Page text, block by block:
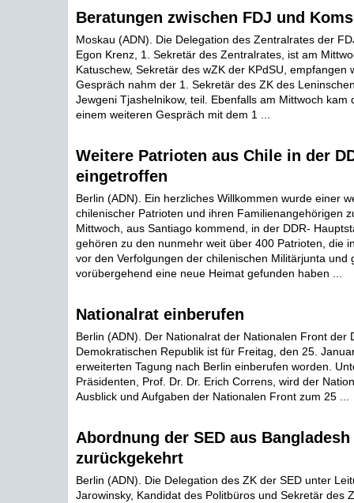
Beratungen zwischen FDJ und
Moskau (ADN). Die Delegation des Zentralrates der
Egon Krenz, 1. Sekretär des Zentralrates, ist am
Katuschew, Sekretär des wZK der KPdSU, empfangen
Gespräch nahm der 1. Sekretär des ZK des
Jewgeni Tjashelnikow, teil. Ebenfalls am Mittwoch kam
einem weiteren Gespräch mit dem 1 ...
Weitere Patrioten aus Chile in der
eingetroffen
Berlin (ADN). Ein herzliches Willkommen wurde einer
chilenischer Patrioten und ihren Familienangehörigen
Mittwoch, aus Santiago kommend, in der DDR-
gehören zu den nunmehr weit über 400 Patrioten, die
vor den Verfolgungen der chilenischen Militärjunta und
vorübergehend eine neue Heimat gefunden haben ...
Nationalrat einberufen
Berlin (ADN). Der Nationalrat der Nationalen Front der
Demokratischen Republik ist für Freitag, den 25.
erweiterten Tagung nach Berlin einberufen worden.
Präsidenten, Prof. Dr. Dr. Erich Correns, wird der
Ausblick und Aufgaben der Nationalen Front zum 25 ...
Abordnung der SED aus Bangladesh
zurückgekehrt
Berlin (ADN). Die Delegation des ZK der SED unter
Jarowinsky, Kandidat des Politbüros und Sekretär des